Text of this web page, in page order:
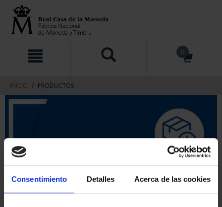
Consentimiento Detalles Acerca de las cookies
contenido
navegacin
0
INICIO PRODUCTOS